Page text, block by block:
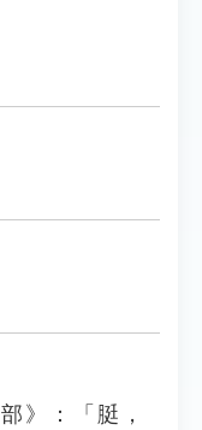
》：「脡，